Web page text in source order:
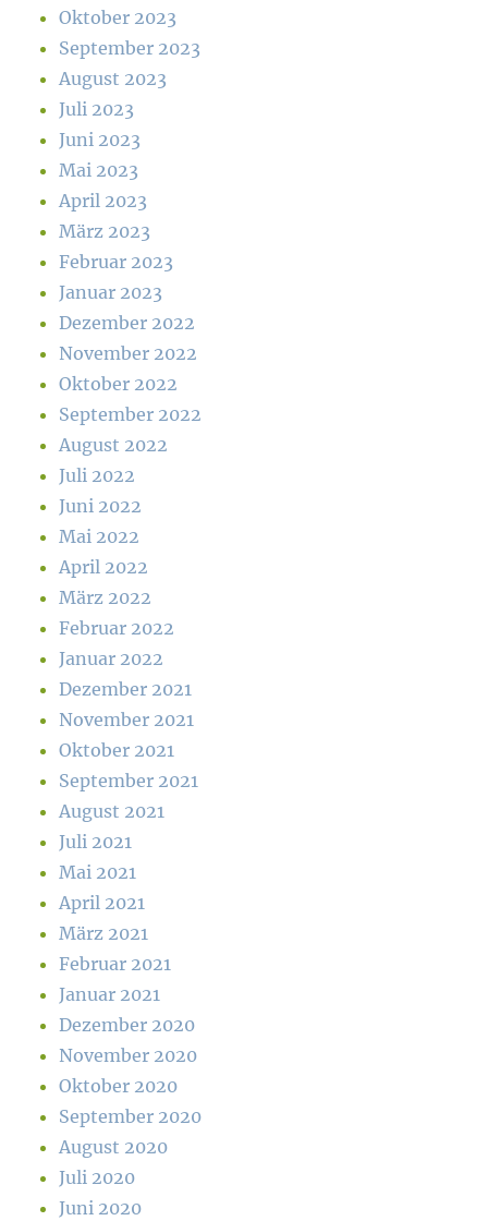
Oktober 2023
September 2023
August 2023
Juli 2023
Juni 2023
Mai 2023
April 2023
März 2023
Februar 2023
Januar 2023
Dezember 2022
November 2022
Oktober 2022
September 2022
August 2022
Juli 2022
Juni 2022
Mai 2022
April 2022
März 2022
Februar 2022
Januar 2022
Dezember 2021
November 2021
Oktober 2021
September 2021
August 2021
Juli 2021
Mai 2021
April 2021
März 2021
Februar 2021
Januar 2021
Dezember 2020
November 2020
Oktober 2020
September 2020
August 2020
Juli 2020
Juni 2020